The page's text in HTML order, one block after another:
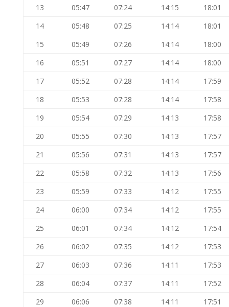
13
05:47 07:24 14:15
18:01
14
05:48 07:25 14:14
18:01
15
05:49 07:26 14:14
18:00
16
05:51 07:27 14:14
18:00
17
05:52 07:28 14:14
17:59
18
05:53 07:28 14:14
17:58
19
05:54 07:29 14:13
17:58
20
05:55 07:30 14:13
17:57
21
05:56 07:31 14:13
17:57
22
05:58 07:32 14:13
17:56
23
05:59 07:33 14:12
17:55
24
06:00 07:34 14:12
17:55
25
06:01 07:34 14:12
17:54
26
06:02 07:35 14:12
17:53
27
06:03 07:36 14:11
17:53
28
06:04 07:37 14:11
17:52
29
06:06 07:38 14:11
17:51